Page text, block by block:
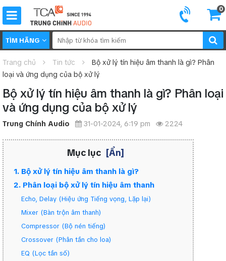
0
TÌM HÃNG
Trang chủ Tin tức
Bộ xử lý tín hiệu âm thanh là gì? Phân
loại và ứng dụng của bộ xử lý
Bộ xử lý tín hiệu âm thanh là gì? Phân loại
và ứng dụng của bộ xử lý
Trung Chính Audio 31-01-2024, 6:19 pm 2224
Mục lục [Ẩn]
1. Bộ xử lý tín hiệu âm thanh là gì?
2. Phân loại bộ xử lý tín hiệu âm thanh
Echo, Delay (Hiệu ứng Tiếng vọng, Lặp lại)
Mixer (Bàn trộn âm thanh)
Compressor (Bộ nén tiếng)
Crossover (Phân tần cho loa)
EQ (Lọc tần số)